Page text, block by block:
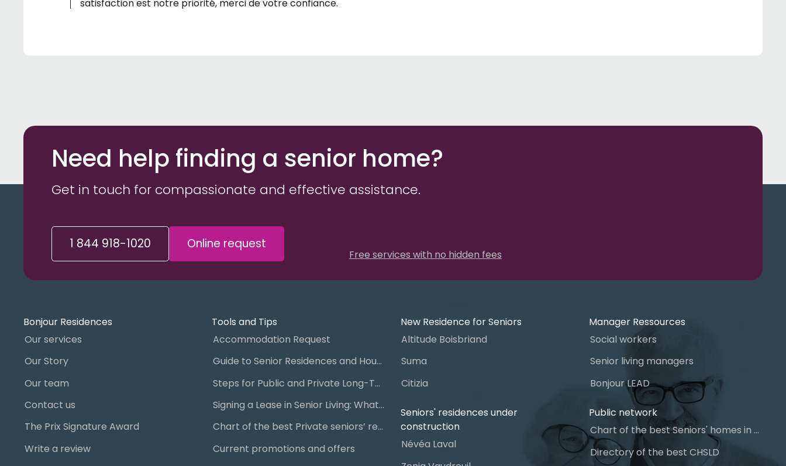
satisfaction est notre priorité, merci de votre confiance.
Need help finding a senior home?
Get in touch for compassionate and effective assistance.
1 844 918-1020 Online request
Free services with no hidden fees
Bonjour Residences
Our services
Our Story
Our team
Contact us
The Prix Signature Award
Write a review
Tools and Tips
Accommodation Request
Guide to Senior Residences and Housing in Quebec
Steps for Public and Private Long-Term Care Placement
Signing a Lease in Senior Living: What You Need to Know
Chart of the best Private seniors’ residence
Current promotions and offers
New Residence for Seniors
Altitude Boisbriand
Suma
Citizia
Seniors' residences under
construction
Névéa Laval
Manager Ressources
Social workers
Senior living managers
Bonjour LEAD
Public network
Chart of the best Seniors' homes in Quebec
Directory of the best CHSLD